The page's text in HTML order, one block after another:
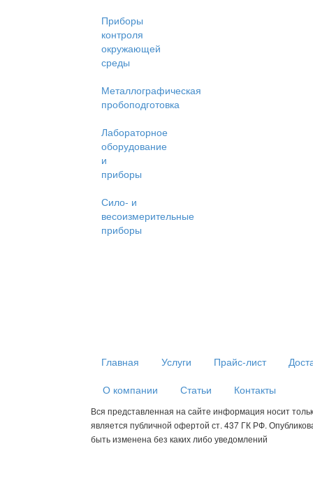
Приборы
контроля
окружающей
среды
Металлографическая
пробоподготовка
Лабораторное
оборудование
и
приборы
Сило- и
весоизмерительные
приборы
Главная Услуги Прайс-лист
О компании
Статьи Контакты
Вся представленная на сайте информация носит
является публичной офертой ст. 437 ГК РФ.
быть изменена без каких либо уведомлений